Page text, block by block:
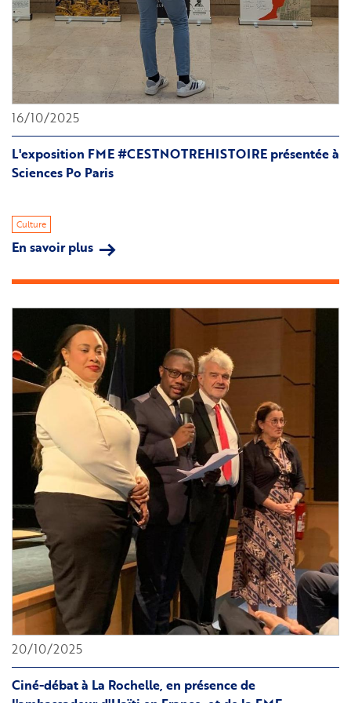
L'exposition FME #CESTNOTREHISTOIRE présentée à
Sciences Po Paris
Culture
16/10/2025
En savoir plus sur
FME
#CESTNOTREHISTOIRE
présentée
à
Sciences
Po
Paris
Ciné-débat à La Rochelle, en présence de
20/10/2025